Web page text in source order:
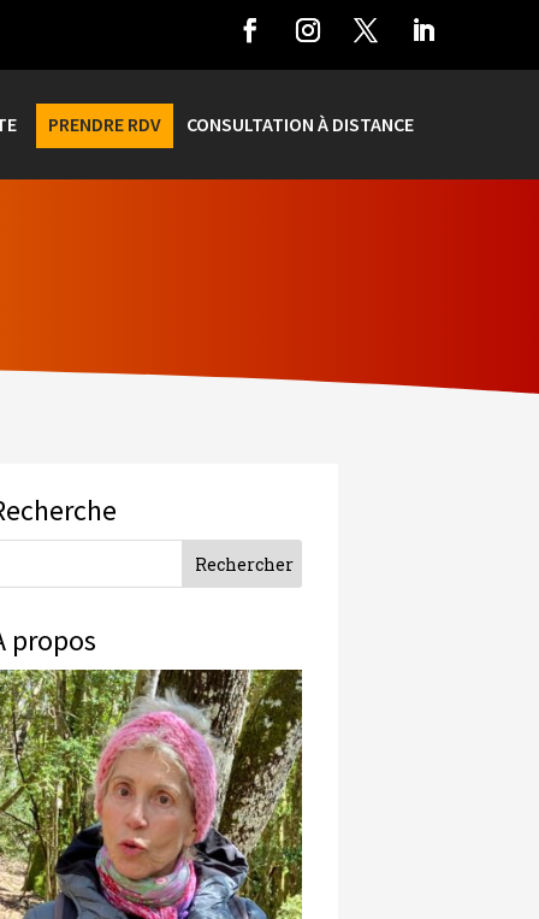
PRENDRE RDV CONSULTATION À DISTANCE
propos